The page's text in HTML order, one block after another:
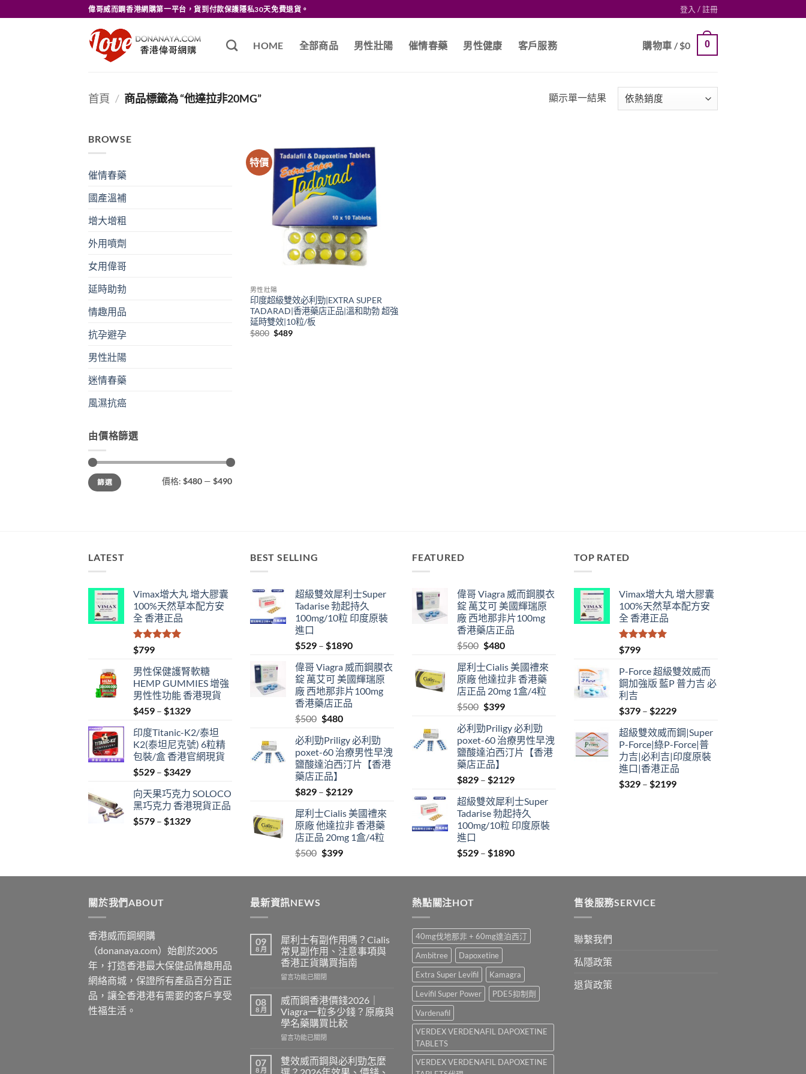
to
偉哥威而鋼香港網購第一平台，貨到付款保護隱私30天免費退貨。 登入 / 註冊
HOME 全部商品 男性壯陽 催情春藥 男性健康 客戶服務 購物車 /$0 0
首頁 / 商品標籤為 “他達拉非20MG” 顯示單一結果
BROWSE
催情春藥
國產溫補
增大增粗
外用噴劑
女用偉哥
延時助勃
情趣用品
抗孕避孕
男性壯陽
迷情春藥
風濕抗癌
由價格篩選
最
低
價
最
高
價
篩選 價格: $480 — $490
特價
男性壯陽
印度超級雙效必利勁|EXTRA SUPER
TADARAD|香港藥店正品|溫和助勃 超強
延時雙效|10粒/板
$800 Original
$489Current
LATEST
Vimax增大丸 增大膠囊
100%天然草本配方安
全 香港正品
評分
滿分 5
$799
男性保健護腎軟糖
HEMP GUMMIES 增強
男性性功能 香港現貨
$459 – $1329Price
$459
through
$1329
印度Titanic-K2/泰坦
K2(泰坦尼克號) 6粒精
包裝/盒 香港官網現貨
$529 – $3429Price
$529
through
$3429
向天果巧克力 SOLOCO
黑巧克力 香港現貨正品
$579 – $1329Price
BEST SELLING
超級雙效犀利士Super
Tadarise 勃起持久
100mg/10粒 印度原裝
進口
$529 – $1890Price
$529
through
$1890
偉哥 Viagra 威而鋼膜衣
錠 萬艾可 美國輝瑞原
廠 西地那非片100mg
香港藥店正品
$500 Original
was:
$500.
$480Current
is:
$480.
必利勁Priligy 必利勁
poxet-60 治療男性早洩
鹽酸達泊西汀片【香港
藥店正品】
$829 – $2129Price
$829
through
$2129
犀利士Cialis 美國禮來
原廠 他達拉非 香港藥
店正品 20mg 1盒/4粒
$500 Original
was:
$399Current
is:
FEATURED
偉哥 Viagra 威而鋼膜衣
錠 萬艾可 美國輝瑞原
廠 西地那非片100mg
香港藥店正品
$500 Original
was:
$500.
$480Current
is:
$480.
犀利士Cialis 美國禮來
原廠 他達拉非 香港藥
店正品 20mg 1盒/4粒
$500 Original
was:
$500.
$399Current
is:
$399.
必利勁Priligy 必利勁
poxet-60 治療男性早洩
鹽酸達泊西汀片【香港
藥店正品】
$829 – $2129Price
$829
through
$2129
超級雙效犀利士Super
Tadarise 勃起持久
100mg/10粒 印度原裝
進口
$529 – $1890Price
$529
TOP RATED
Vimax增大丸 增大膠囊
100%天然草本配方安
全 香港正品
評分
滿分 5
$799
P-Force 超級雙效威而
鋼加強版 藍P 普力吉 必
利吉
$379 – $2229Price
$379
through
$2229
超級雙效威而鋼|Super
P-Force|綠P-Force|普
力吉|必利吉|印度原裝
進口|香港正品
$329 – $2199Price
關於我們ABOUT
香港威而鋼網購
（donanaya.com）始創於2005
年，打造香港最大保健品情趣用品
網絡商城，保證所有產品百分百正
品，讓全香港港有需要的客戶享受
性福生活。
最新資訊NEWS
09
8 月
犀利士有副作用嗎？Cialis
常見副作用、注意事項與
香港正貨購買指南
在
利
士
有
副
作
嗎？
Cialis
留言功能已關閉
08
8 月
威而鋼香港價錢2026｜
Viagra一粒多少錢？原廠與
學名藥購買比較
在
而
鋼
留言功能已關閉
07
8 月
雙效威而鋼與必利勁怎麼
熱點關注HOT
40mg伐地那非 + 60mg達泊西汀
Ambitree
Dapoxetine
Extra Super Levifil
Kamagra
Levifil Super Power
PDE5抑制劑
Vardenafil
VERDEX VERDENAFIL DAPOXETINE
TABLETS
VERDEX VERDENAFIL DAPOXETINE
售後服務SERVICE
聯繫我們
私隱政策
退貨政策